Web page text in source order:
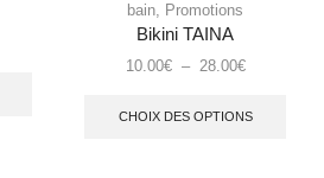
bain, Promotions
Bikini TAINA
10.00€ – 28.00€
CHOIX DES OPTIONS